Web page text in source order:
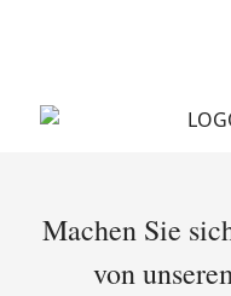
Machen Sie
von